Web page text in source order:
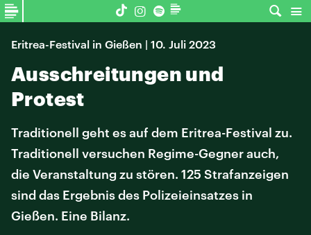
Eritrea-Festival in Gießen | 10. Juli 2023
Ausschreitungen und
Protest
Traditionell geht es auf dem Eritrea-Festival zu.
Traditionell versuchen Regime-Gegner auch,
die Veranstaltung zu stören. 125 Strafanzeigen
sind das Ergebnis des Polizeieinsatzes in
Gießen. Eine Bilanz.